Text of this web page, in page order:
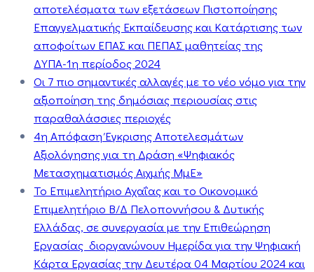
αποτελέσματα των εξετάσεων Πιστοποίησης
Επαγγελματικής Εκπαίδευσης και Κατάρτισης των
αποφοίτων ΕΠΑΣ και ΠΕΠΑΣ μαθητείας της
ΔΥΠΑ-1η περίοδος 2024
Οι 7 πιο σημαντικές αλλαγές με το νέο νόμο για την
αξιοποίηση της δημόσιας περιουσίας στις
παραθαλάσσιες περιοχές
4η Απόφαση Έγκρισης Αποτελεσμάτων
Αξιολόγησης για τη Δράση «Ψηφιακός
Μετασχηματισμός Αιχμής ΜμΕ»
Το Επιμελητήριο Αχαΐας και το Οικονομικό
Επιμελητήριο Β/Δ Πελοποννήσου & Δυτικής
Ελλάδας, σε συνεργασία με την Επιθεώρηση
Εργασίας διοργανώνουν Ημερίδα για την Ψηφιακή
Κάρτα Εργασίας την Δευτέρα 04 Μαρτίου 2024 και